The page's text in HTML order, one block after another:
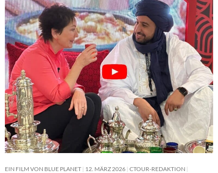
EIN FILM VON BLUE PLANET 12. MÄRZ 2026 CTOUR-REDAKTION